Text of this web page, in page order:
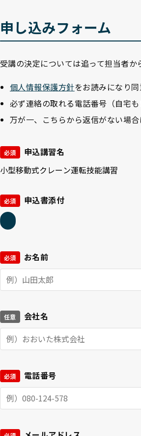
申し込みフォーム
受講の決定については追って担当者か
個人情報保護方針をお読みになり
必ず連絡の取れる電話番号（自宅
万が一、こちらから返信がない場
必須 申込講習名
必須 申込書添付
必須 お名前
任意 会社名
必須 電話番号